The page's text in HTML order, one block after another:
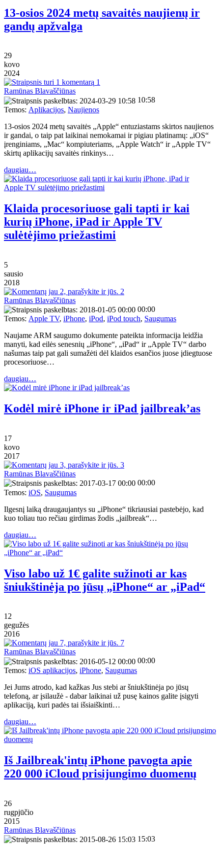
13-osios 2024 metų savaitės naujienų ir
gandų apžvalga
29
kovo
2024
1
Ramūnas Blavaščiūnas
10:58
Temos: Aplikacijos, Naujienos
13-osios 2024 metų savaitės „Apple“ entuziastams skirtos naujienos
ir gandai, o taip pat laikinai nemokamai ir pigiau platinamų: „iOS“
įrenginiams, „Mac“ kompiuteriams, „Apple Watch“ ir „Apple TV“
skirtų aplikacijų savaitės rinkinys…
daugiau…
Klaida procesoriuose gali tapti ir kai
kurių iPhone, iPad ir Apple TV
sulėtėjimo priežastimi
5
sausio
2018
2
Ramūnas Blavaščiūnas
00:00
Temos: Apple TV, iPhone, iPod, iPod touch, Saugumas
Naujame ARM saugumo dokumente pateikta informacija leidžia
manyti, kad eilės senesnių „iPhone“, „iPad“ ir „Apple TV“ darbo
našumas taip pat gali sumažėti dėl klaidos esančios juose įdiegtuose
procesoriuose…
daugiau…
Kodėl mirė iPhone ir iPad jailbreak’as
17
kovo
2017
3
Ramūnas Blavaščiūnas
00:00
Temos: iOS, Saugumas
Ilgesnį laiką draugaujantys su „iPhone“ tikriausiai pastebėjo, kad
kuo toliau tuo rečiau girdimas žodis „jailbreak“…
daugiau…
Viso labo už 1€ galite sužinoti ar kas
šniukštinėja po jūsų „iPhone“ ar „iPad“
12
gegužės
2016
7
Ramūnas Blavaščiūnas
00:00
Temos: iOS aplikacijos, iPhone, Saugumas
Jei Jums atrodo, kad kažkas Jus stebi ar šniukštinėja po jūsų
telefoną, ar įsilaužė - dabar laikinai už pusę kainos galite įsigyti
aplikaciją, kuri padės tai išsiaiškinti…
daugiau…
Iš Jailbreak'intų iPhone pavogta apie
220 000 iCloud prisijungimo duomenų
26
rugpjūčio
2015
Ramūnas Blavaščiūnas
15:03